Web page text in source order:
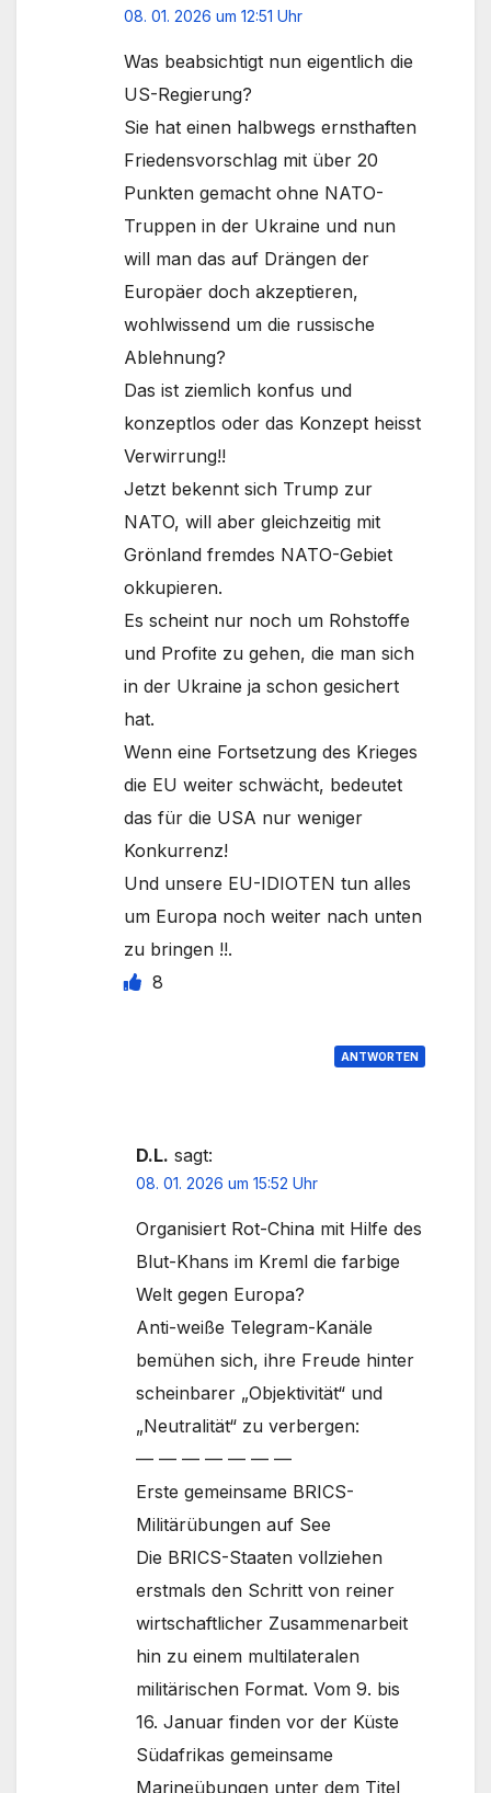
08. 01. 2026 um 12:51 Uhr
Was beabsichtigt nun eigentlich die
US-Regierung?
Sie hat einen halbwegs ernsthaften
Friedensvorschlag mit über 20
Punkten gemacht ohne NATO-
Truppen in der Ukraine und nun
will man das auf Drängen der
Europäer doch akzeptieren,
wohlwissend um die russische
Ablehnung?
Das ist ziemlich konfus und
konzeptlos oder das Konzept heisst
Verwirrung!!
Jetzt bekennt sich Trump zur
NATO, will aber gleichzeitig mit
Grönland fremdes NATO-Gebiet
okkupieren.
Es scheint nur noch um Rohstoffe
und Profite zu gehen, die man sich
in der Ukraine ja schon gesichert
hat.
Wenn eine Fortsetzung des Krieges
die EU weiter schwächt, bedeutet
das für die USA nur weniger
Konkurrenz!
Und unsere EU-IDIOTEN tun alles
um Europa noch weiter nach unten
zu bringen !!.
8
ANTWORTEN
D.L. sagt:
08. 01. 2026 um 15:52 Uhr
Organisiert Rot-China mit Hilfe des
Blut-Khans im Kreml die farbige
Welt gegen Europa?
Anti-weiße Telegram-Kanäle
bemühen sich, ihre Freude hinter
scheinbarer „Objektivität“ und
„Neutralität“ zu verbergen:
— — — — — — —
Erste gemeinsame BRICS-
Militärübungen auf See
Die BRICS-Staaten vollziehen
erstmals den Schritt von reiner
wirtschaftlicher Zusammenarbeit
hin zu einem multilateralen
militärischen Format. Vom 9. bis
16. Januar finden vor der Küste
Südafrikas gemeinsame
Marineübungen unter dem Titel